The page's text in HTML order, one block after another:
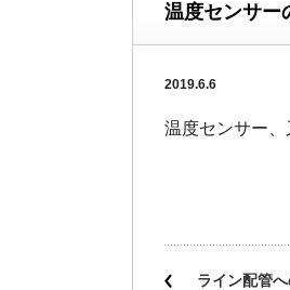
温度センサー
2019.6.6
温度センサー
ライン配管